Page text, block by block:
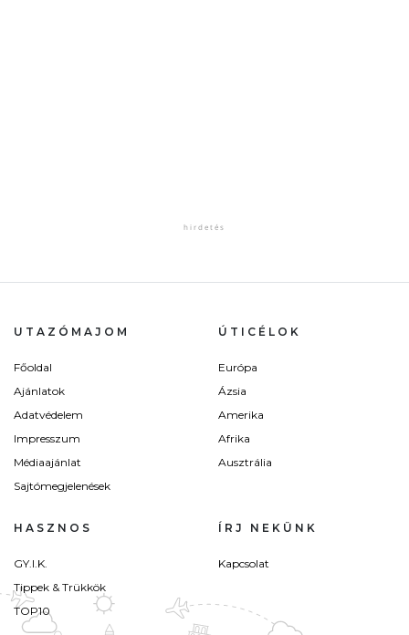
UTAZÓMAJOM
Főoldal
Ajánlatok
Adatvédelem
Impresszum
Médiaajánlat
Sajtómegjelenések
ÚTICÉLOK
Európa
Ázsia
Amerika
Afrika
Ausztrália
HASZNOS
GY.I.K.
Tippek & Trükkök
TOP10
ÍRJ NEKÜNK
Kapcsolat